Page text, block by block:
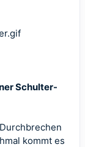
Schulter-
kommt es